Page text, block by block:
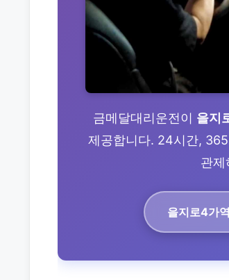
금메달대리운전이 을지
제공합니다. 24시간,
관
을지로4가